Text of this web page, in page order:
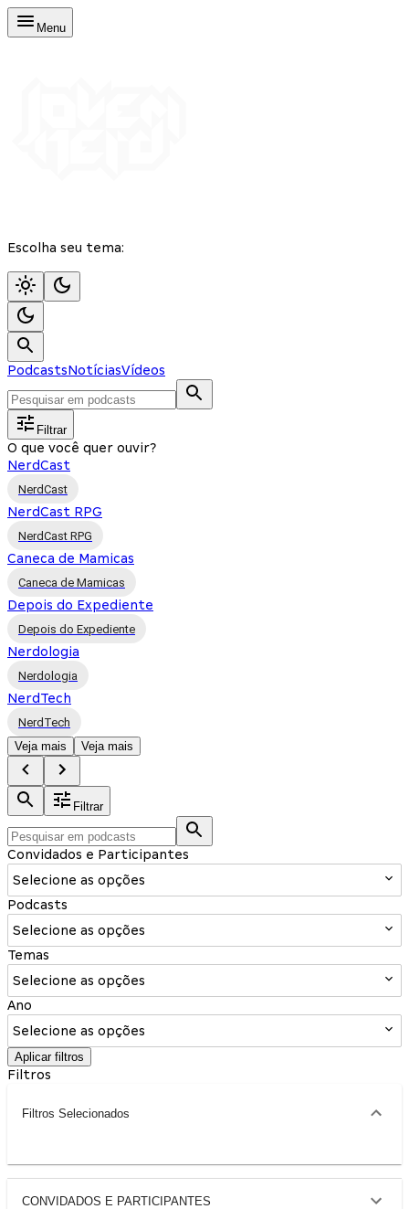
Menu
Escolha seu tema:
PodcastsNotíciasVídeos
Filtrar
O que você quer ouvir?
NerdCast
NerdCast
NerdCast RPG
NerdCast RPG
Caneca de Mamicas
Caneca de Mamicas
Depois do Expediente
Depois do Expediente
Nerdologia
Nerdologia
NerdTech
NerdTech
Veja mais
Veja mais
Filtrar
Convidados e Participantes
Selecione as opções
Podcasts
Selecione as opções
Temas
Selecione as opções
Ano
Selecione as opções
Aplicar filtros
Filtros
Filtros Selecionados
CONVIDADOS E PARTICIPANTES